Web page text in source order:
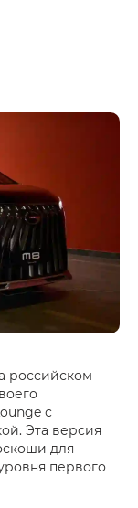
российском
с
Эта версия
для
первого